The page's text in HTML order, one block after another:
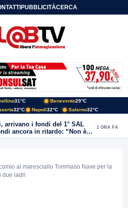
PUBBLICITÀCERCA
31°C Benevento29°C
32°C Napoli32°C Salerno32°C
arrivano i fondi del 1° SAL
ancora in ritardo: “Non è
1 ORA FA
al maresciallo Tommaso Nave per la
due ladri